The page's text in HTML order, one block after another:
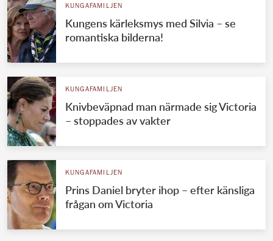
KUNGAFAMILJEN
Kungens kärleksmys med Silvia – se
romantiska bilderna!
KUNGAFAMILJEN
Knivbeväpnad man närmade sig Victoria
– stoppades av vakter
KUNGAFAMILJEN
Prins Daniel bryter ihop – efter känsliga
frågan om Victoria